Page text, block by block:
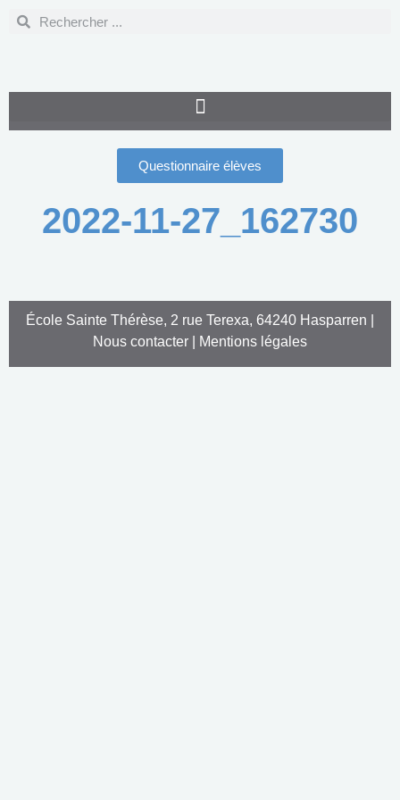
Questionnaire élèves
2022-11-27_162730
École Sainte Thérèse, 2 rue Terexa, 64240 Hasparren |
Nous contacter
Mentions légales